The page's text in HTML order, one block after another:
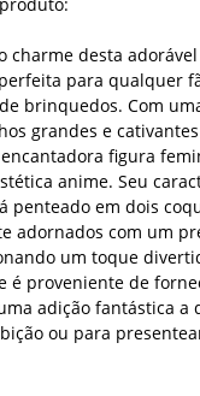
charme desta
para qualquer
brinquedos. Com
grandes e
figura
anime. Seu
penteado em dois
adornados com um
um toque
é proveniente de
adição fantástica a
ou para